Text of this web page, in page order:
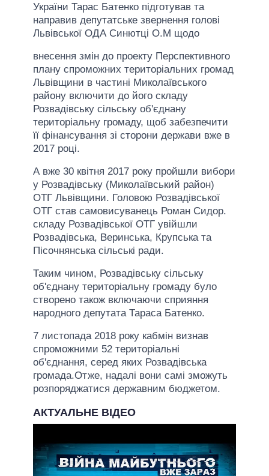
України Тарас Батенко підготував та
направив депутатське звернення голові
Львівської ОДА Синютці О.М щодо
внесення змін до проекту Перспективного
плану спроможних територіальних громад
Львівщини в частині Миколаївського
району включити до його складу
Розвадівську сільську об'єднану
територіальну громаду, щоб забезпечити
її фінансування зі сторони держави вже в
2017 році.
А вже 30 квітня 2017 року пройшли вибори
у Розвадівську (Миколаївський район)
ОТГ Львівщини. Головою Розвадівської
ОТГ став самовисуванець Роман Сидор.
складу Розвадівської ОТГ увійшли
Розвадівська, Веринська, Крупська та
Пісочнянська сільські ради.
Таким чином, Розвадівську сільську
об'єднану територіальну громаду було
створено також включаючи сприяння
народного депутата Тараса Батенко.
7 листопада 2018 року кабмін визнав
спроможними 52 територіальні
об'єднання, серед яких Розвадівська
громада.Отже, надалі вони самі зможуть
розпоряджатися державним бюджетом.
АКТУАЛЬНЕ ВІДЕО